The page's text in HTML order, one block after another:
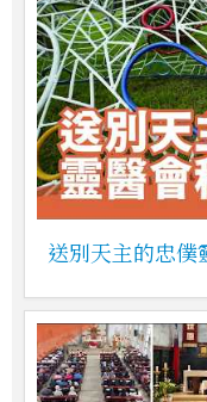
送別天主的忠僕